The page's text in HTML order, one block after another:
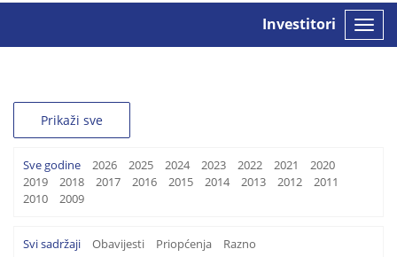
Toggle
Investitori
Prikaži sve
Sve godine 2026 2025 2024 2023 2022 2021
2020
2019
2018 2017 2016 2015 2014 2013 2012
2011
2010
2009
Svi sadržaji Obavijesti Priopćenja Razno